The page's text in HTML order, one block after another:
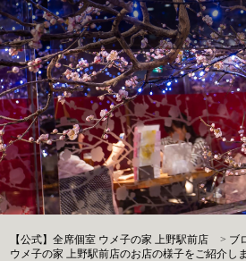
【公式】全席個室 ウメ子の家 上野駅前店 > ブ
ウメ子の家 上野駅前店のお店の様子をご紹介し